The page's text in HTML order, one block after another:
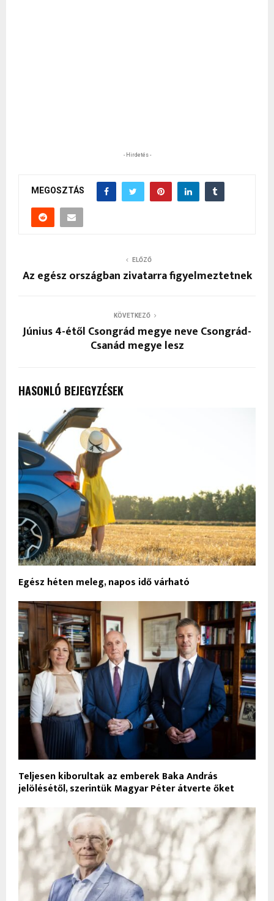
- Hirdetés -
MEGOSZTÁS
ELŐZŐ
Az egész országban zivatarra figyelmeztetnek
KÖVETKEZŐ
Június 4-étől Csongrád megye neve Csongrád-
Csanád megye lesz
HASONLÓ BEJEGYZÉSEK
Egész héten meleg, napos idő várható
Teljesen kiborultak az emberek Baka András
jelölésétől, szerintük Magyar Péter átverte őket